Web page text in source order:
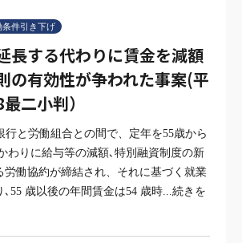
条件引き下げ
長する代わりに賃金を減額
の有効性が争われた事案(平
二小判）
行と労働組合との間で、定年を55歳から
わりに給与等の減額､特別融資制度の新
労働協約が締結され、それに基づく就業
､55 歳以後の年間賃金は54 歳時...続きを